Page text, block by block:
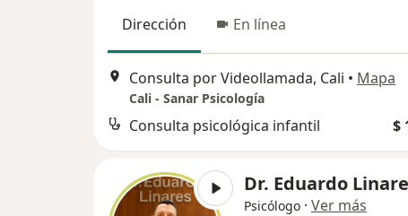
Dirección
En línea
Consulta por Videollamada, Cali • Mapa
Cali - Sanar Psicología
Consulta psicológica infantil $
Dr. Eduardo
Psicólogo · Ver más